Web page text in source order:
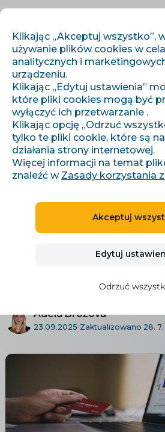
Úvod ›Artykuły i informacje›
Skryté náklady při expanzi, na které
Skryté náklady
expanzi, na
měli dát pozor
WSKAZÓWKI E-COMMERCE
Adéla Brožová
23.09.2025 Zaktualizowano 28.
Klikając „Akceptuj wszystko”,
używanie plików cookies w
analitycznych i
urządzeniu.
Klikając „Edytuj ustawienia”
które pliki cookies mogą być
wyłączyć ich przetwarzanie .
Klikając opcję „Odrzuć
tylko te pliki cookie, które są
działania strony internetowej.
Więcej informacji na temat
znaleźć w Zasady korzystania
Akceptuj
Edytuj
Odrzuć